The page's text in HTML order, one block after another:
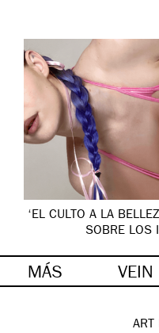
‘EL CULTO A LA
SOBRE LOS
MÁS VEIN
ART